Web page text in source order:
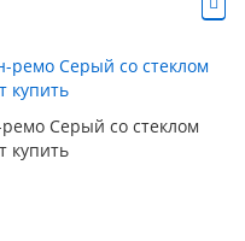
Серый со стеклом
купить